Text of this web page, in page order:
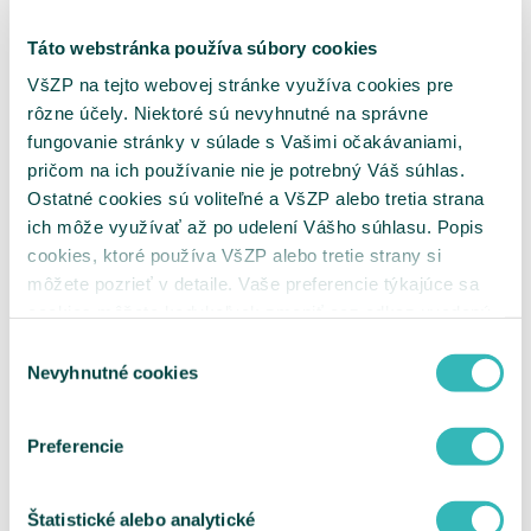
Táto webstránka používa súbory cookies
VšZP na tejto webovej stránke využíva cookies pre
rôzne účely. Niektoré sú nevyhnutné na správne
fungovanie stránky v súlade s Vašimi očakávaniami,
pričom na ich používanie nie je potrebný Váš súhlas.
Ostatné cookies sú voliteľné a VšZP alebo tretia strana
ich môže využívať až po udelení Vášho súhlasu. Popis
cookies, ktoré používa VšZP alebo tretie strany si
môžete pozrieť v detaile. Vaše preferencie týkajúce sa
súhlasu
Nevyhnutné cookies
Preferencie
Štatistické alebo analytické
Opravný doklad pre PZS
Podávanie faktúr od zúčtovacieho obdobia
06/2019 zmena
Master konto
eRecept
Služba eRecept od VšZP
Opakovaný eRecept
Mobilná aplikácia - informácie pre lekárne
DRG
Zverejnenie nižšej ceny
Zdravotná starostlivosť
Zdravotná starostlivosť
Neodkladná zdravotná starostlivosť
Klinické skúšanie
Centrálny nákup